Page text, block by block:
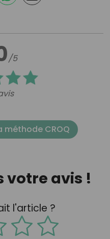
/5
méthode CROQ
votre avis !
l'article ?